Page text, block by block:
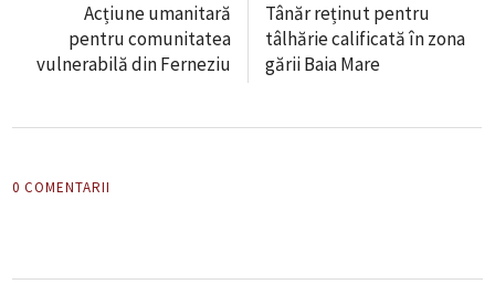
Acțiune umanitară
pentru comunitatea
vulnerabilă din Ferneziu
Tânăr reținut pentru
tâlhărie calificată în zona
gării Baia Mare
0 COMENTARII